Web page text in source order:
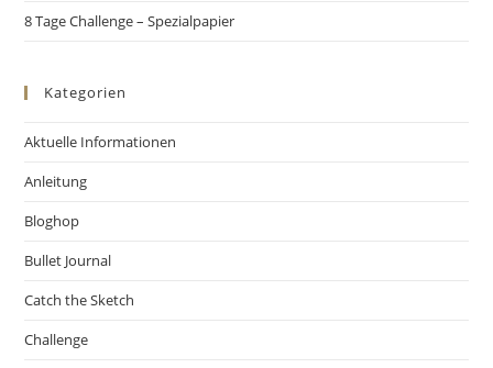
8 Tage Challenge – Spezialpapier
Kategorien
Aktuelle Informationen
Anleitung
Bloghop
Bullet Journal
Catch the Sketch
Challenge